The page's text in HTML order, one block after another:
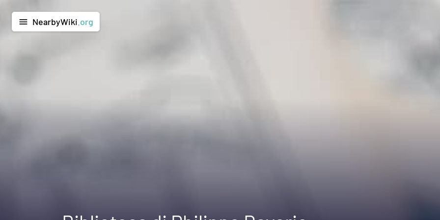
menu NearbyWiki .org